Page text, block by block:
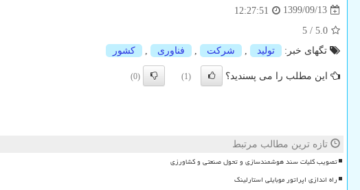
1399/09/13
12:27:51
5.0
/
5
تگهای خبر:
تولید , شركت , فناوری , كشور
این مطلب را می پسندید؟ (1)
(0)
تازه ترین مطالب مرتبط
تصویب کلیات سند هوشمندسازی و تحول صنعتی و کشاورزی
راه اندازی اپراتور موبایلی استارلینک